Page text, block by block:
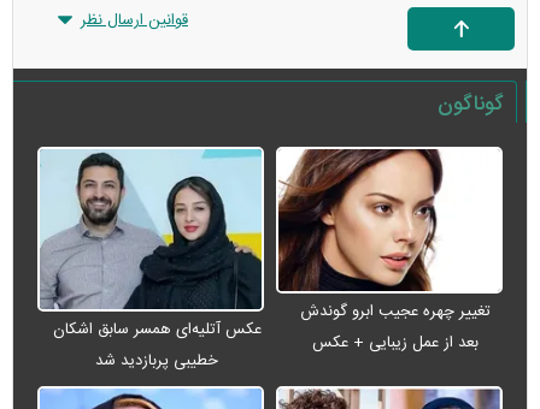
قوانین ارسال نظر
گوناگون
تغییر چهره عجیب ابرو گوندش
بعد از عمل زیبایی + عکس
عکس آتلیه‌ای همسر سابق اشکان
خطیبی پربازدید شد